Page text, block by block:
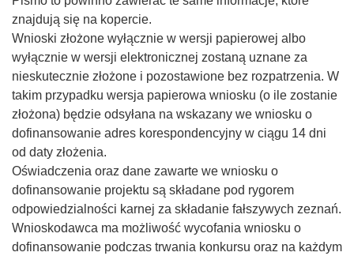
znajdują się na kopercie.
Wnioski złożone wyłącznie w wersji papierowej albo
wyłącznie w wersji elektronicznej zostaną uznane za
nieskutecznie złożone i pozostawione bez rozpatrzenia. W
takim przypadku wersja papierowa wniosku (o ile zostanie
złożona) będzie odsyłana na wskazany we wniosku o
dofinansowanie adres korespondencyjny w ciągu 14 dni
od daty złożenia.
Oświadczenia oraz dane zawarte we wniosku o
dofinansowanie projektu są składane pod rygorem
odpowiedzialności karnej za składanie fałszywych zeznań.
Wnioskodawca ma możliwość wycofania wniosku o
dofinansowanie podczas trwania konkursu oraz na każdym